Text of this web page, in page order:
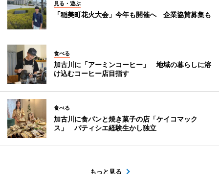
見る・遊ぶ
「稲美町花火大会」今年も開催へ 企業協賛募集も
食べる
加古川に「アーミンコーヒー」 地域の暮らしに溶
け込むコーヒー店目指す
食べる
加古川に食パンと焼き菓子の店「ケイコマック
ス」 パティシエ経験生かし独立
もっと見る